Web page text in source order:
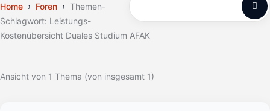
Home › Foren › Themen-
Schlagwort: Leistungs-
Kostenübersicht Duales Studium AFAK
Ansicht von 1 Thema (von insgesamt 1)